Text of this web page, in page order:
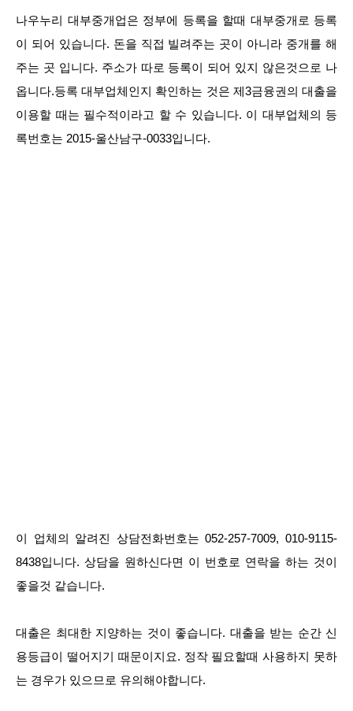
나우누리 대부중개업은 정부에 등록을 할때 대부중개로 등록
이 되어 있습니다. 돈을 직접 빌려주는 곳이 아니라 중개를 해
주는 곳 입니다. 주소가 따로 등록이 되어 있지 않은것으로 나
옵니다.등록 대부업체인지 확인하는 것은 제3금융권의 대출을
이용할 때는 필수적이라고 할 수 있습니다. 이 대부업체의 등
록번호는 2015-울산남구-0033입니다.
이 업체의 알려진 상담전화번호는 052-257-7009, 010-9115-
8438입니다. 상담을 원하신다면 이 번호로 연락을 하는 것이
좋을것 같습니다.
대출은 최대한 지양하는 것이 좋습니다. 대출을 받는 순간 신
용등급이 떨어지기 때문이지요. 정작 필요할때 사용하지 못하
는 경우가 있으므로 유의해야합니다.